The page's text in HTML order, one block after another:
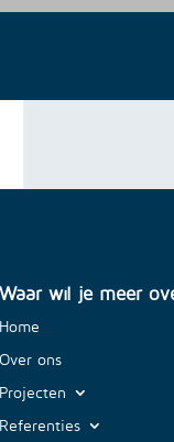
Waar wil je meer
Home
Over ons
Projecten
Referenties